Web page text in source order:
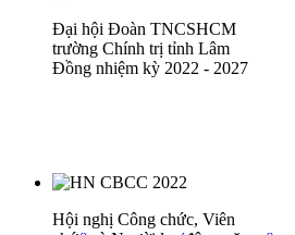
Đại hội Đoàn TNCSHCM
trường Chính trị tỉnh Lâm
Đồng nhiệm kỳ 2022 - 2027
Hội nghị Công chức, Viên